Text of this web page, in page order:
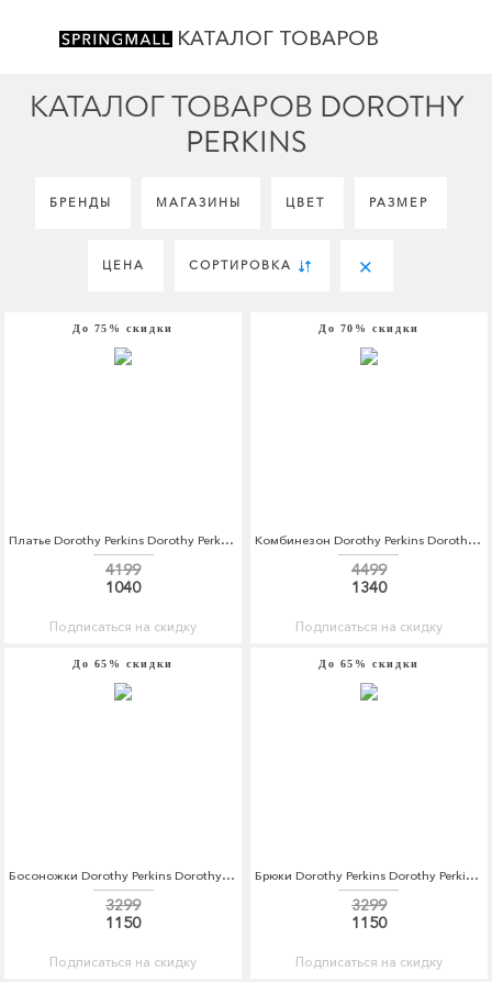
КАТАЛОГ ТОВАРОВ
КАТАЛОГ ТОВАРОВ DOROTHY
PERKINS
БРЕНДЫ МАГАЗИНЫ ЦВЕТ РАЗМЕР
ЦЕНА СОРТИРОВКА
До 75% скидки
Платье Dorothy Perkins Dorothy Perkins DO005EWBYYS9
4199
1040
Подписаться на скидку
До 70% скидки
Комбинезон Dorothy Perkins Dorothy Perkins DO005EWCMQF5
4499
1340
Подписаться на скидку
До 65% скидки
Босоножки Dorothy Perkins Dorothy Perkins DO005AWCEWN6
3299
1150
Подписаться на скидку
До 65% скидки
Брюки Dorothy Perkins Dorothy Perkins DO005EWBJSG7
3299
1150
Подписаться на скидку